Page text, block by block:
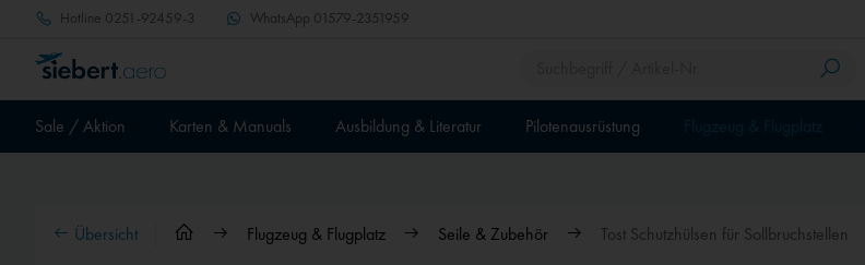
Hotline 0251-92459-3 WhatsApp 01579-2351959
Sale / Aktion Karten & Manuals Ausbildung & Literatur Pilotenausrüstung
Übersicht Flugzeug & Flugplatz Seile & Zubehör Tost Schutzhülsen für Sollbruchstellen